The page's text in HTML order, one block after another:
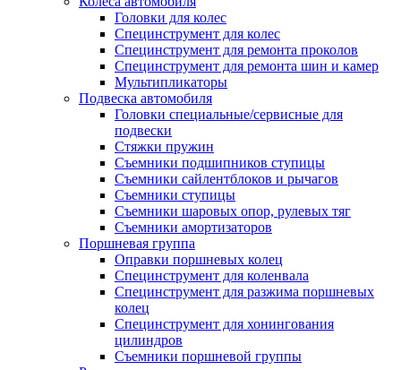
Головки для колес
Специнструмент для колес
Специнструмент для ремонта проколов
Специнструмент для ремонта шин и камер
Мультипликаторы
Подвеска автомобиля
Головки специальные/сервисные для
подвески
Стяжки пружин
Съемники подшипников ступицы
Съемники сайлентблоков и рычагов
Съемники ступицы
Съемники шаровых опор, рулевых тяг
Съемники амортизаторов
Поршневая группа
Оправки поршневых колец
Специнструмент для коленвала
Специнструмент для разжима поршневых
колец
Специнструмент для хонингования
цилиндров
Съемники поршневой группы